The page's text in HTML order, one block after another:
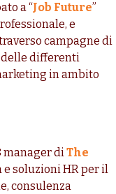
a “Job Future”
e
campagne di
delle differenti
in ambito
manager diThe
soluzioni HR per il
consulenza